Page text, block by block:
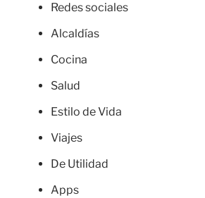
Redes sociales
Alcaldías
Cocina
Salud
Estilo de Vida
Viajes
De Utilidad
Apps